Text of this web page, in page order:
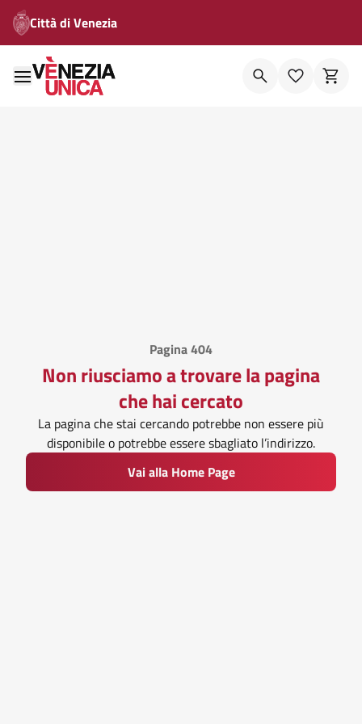
Città di Venezia
Pagina 404
Non riusciamo a trovare la pagina
che hai cercato
La pagina che stai cercando potrebbe non essere più
disponibile o potrebbe essere sbagliato l’indirizzo.
Vai alla Home Page